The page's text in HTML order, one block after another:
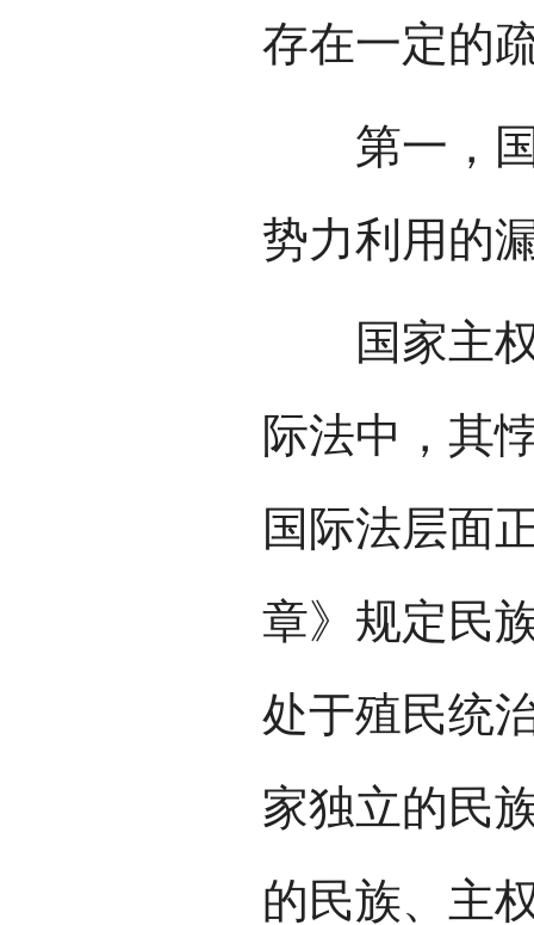
存在一定的
第一，国
势力利用的
国家主权
际法中，其
国际法层面
章》规定民
处于殖民统
家独立的民
的民族、主